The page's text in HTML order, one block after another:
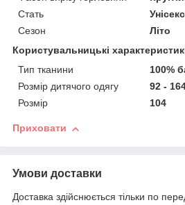
Стать
Унісекс
Сезон
Літо
Користувальницькі
Тип тканини
100%
Розмір дитячого одягу
92 -
Розмір
104
Приховати
Умови доставки
Доставка здійснюється тільки по